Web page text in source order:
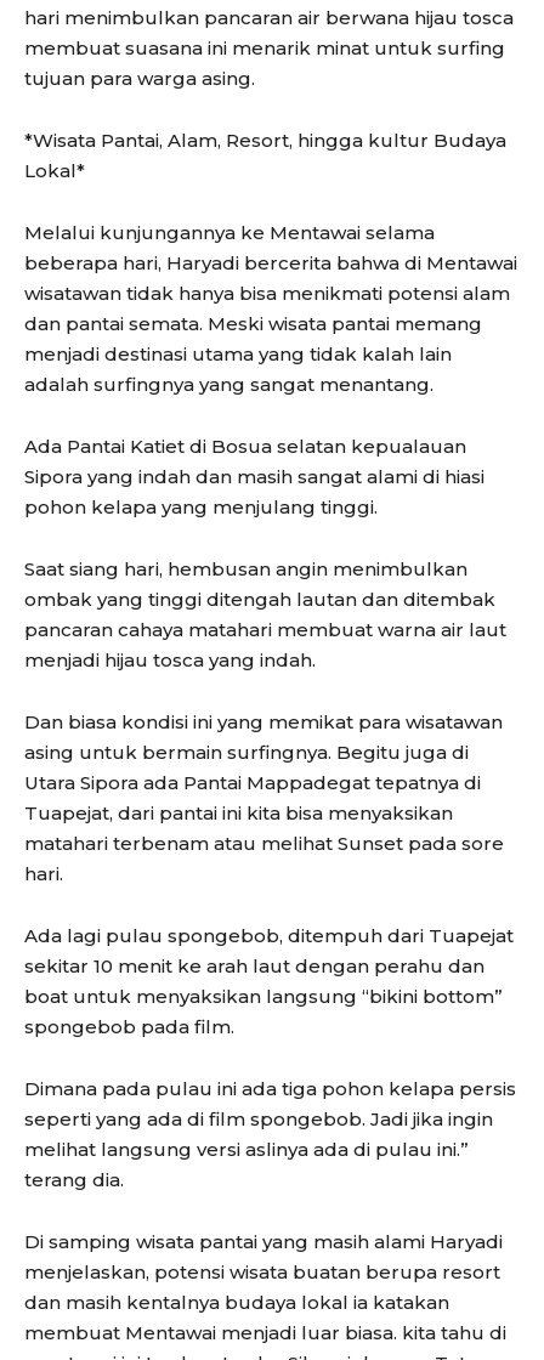
hari menimbulkan pancaran air berwana hijau tosca
membuat suasana ini menarik minat untuk surfing
tujuan para warga asing.
*Wisata Pantai, Alam, Resort, hingga kultur Budaya
Lokal*
Melalui kunjungannya ke Mentawai selama
beberapa hari, Haryadi bercerita bahwa di Mentawai
wisatawan tidak hanya bisa menikmati potensi alam
dan pantai semata. Meski wisata pantai memang
menjadi destinasi utama yang tidak kalah lain
adalah surfingnya yang sangat menantang.
Ada Pantai Katiet di Bosua selatan kepualauan
Sipora yang indah dan masih sangat alami di hiasi
pohon kelapa yang menjulang tinggi.
Saat siang hari, hembusan angin menimbulkan
ombak yang tinggi ditengah lautan dan ditembak
pancaran cahaya matahari membuat warna air laut
menjadi hijau tosca yang indah.
Dan biasa kondisi ini yang memikat para wisatawan
asing untuk bermain surfingnya. Begitu juga di
Utara Sipora ada Pantai Mappadegat tepatnya di
Tuapejat, dari pantai ini kita bisa menyaksikan
matahari terbenam atau melihat Sunset pada sore
hari.
Ada lagi pulau spongebob, ditempuh dari Tuapejat
sekitar 10 menit ke arah laut dengan perahu dan
boat untuk menyaksikan langsung “bikini bottom”
spongebob pada film.
Dimana pada pulau ini ada tiga pohon kelapa persis
seperti yang ada di film spongebob. Jadi jika ingin
melihat langsung versi aslinya ada di pulau ini.”
terang dia.
Di samping wisata pantai yang masih alami Haryadi
menjelaskan, potensi wisata buatan berupa resort
dan masih kentalnya budaya lokal ia katakan
membuat Mentawai menjadi luar biasa. kita tahu di